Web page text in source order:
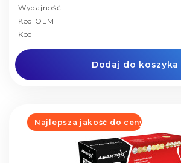
Wydajność
Kod OEM
Kod
Dodaj do koszyka
Najlepsza jakość do ceny